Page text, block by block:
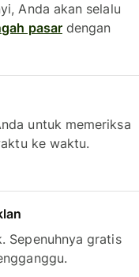
Anda akan selalu
pasardengan
untuk memeriksa
ke waktu.
Sepenuhnya gratis